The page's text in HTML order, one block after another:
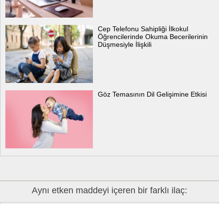
Cep Telefonu Sahipliği İlkokul
Öğrencilerinde Okuma Becerilerinin
Düşmesiyle İlişkili
Göz Temasının Dil Gelişimine Etkisi
Aynı etken maddeyi içeren bir farklı ilaç: